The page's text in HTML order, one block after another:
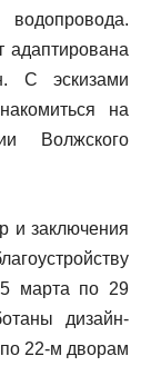
адаптирована
С эскизами
на
Волжского
и заключения
марта по 29
дизайн-
22-м дворам